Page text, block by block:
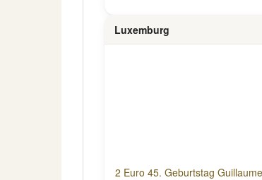
Luxemburg
2 Euro 45. Geburtstag